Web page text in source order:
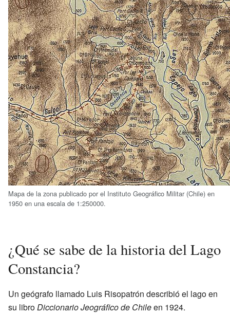
Mapa de la zona publicado por el Instituto Geográfico Militar (Chile) en
1950 en una escala de 1:250000.
¿Qué se sabe de la historia del Lago
Constancia?
Un geógrafo llamado Luis Risopatrón describió el lago en
su libroDiccionario Jeográfico de Chileen 1924.